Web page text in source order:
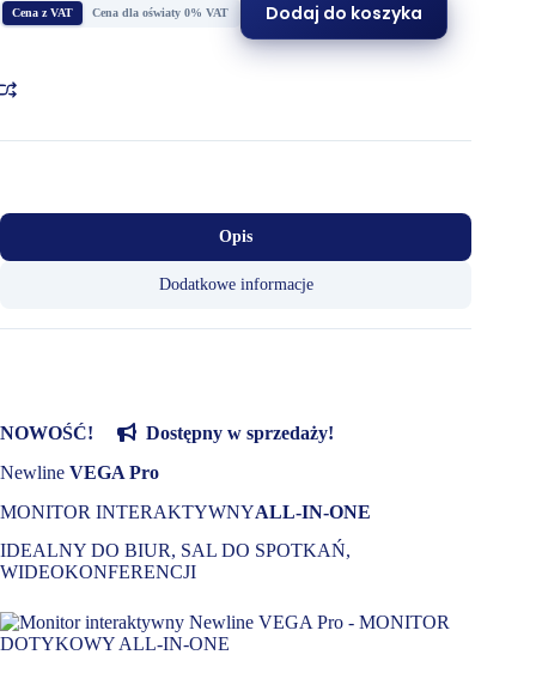
Cena z VAT Cena dla oświaty 0% VAT Dodaj do koszyka
Opis
Dodatkowe informacje
NOWOŚĆ!
Dostępny w sprzedaży!
Newline VEGA Pro
MONITOR INTERAKTYWNYALL-IN-ONE
IDEALNY DO BIUR, SAL DO SPOTKAŃ,
WIDEOKONFERENCJI